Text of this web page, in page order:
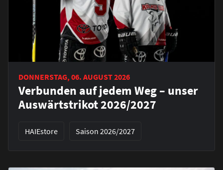
DONNERSTAG, 06. AUGUST 2026
Verbunden auf jedem Weg – unser
Auswärtstrikot 2026/2027
HAIEstore Saison 2026/2027